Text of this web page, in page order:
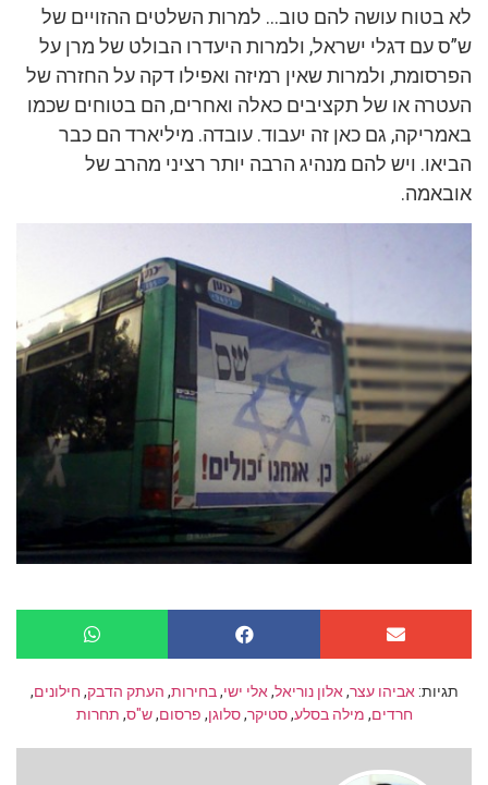
לא בטוח עושה להם טוב… למרות השלטים ההזויים של
ש”ס עם דגלי ישראל, ולמרות היעדרו הבולט של מרן על
הפרסומת, ולמרות שאין רמיזה ואפילו דקה על החזרה של
העטרה או של תקציבים כאלה ואחרים, הם בטוחים שכמו
באמריקה, גם כאן זה יעבוד. עובדה. מיליארד הם כבר
הביאו. ויש להם מנהיג הרבה יותר רציני מהרב של
אובאמה.
תגיות: אביהו עצר, אלון נוריאל, אלי ישי,בחירות, העתק הדבק, חילונים,
חרדים, מילה בסלע,סטיקר,סלוגן, פרסום,ש"ס, תחרות